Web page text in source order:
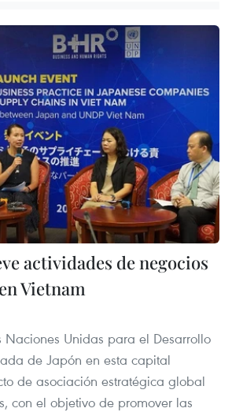
actividades de negocios
Vietnam
Naciones Unidas para el Desarrollo
de Japón en esta capital
de asociación estratégica global
con el objetivo de promover las